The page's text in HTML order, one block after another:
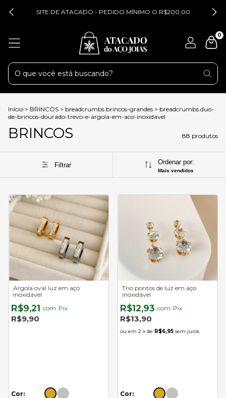
SITE DE ATACADO - PEDIDO MÍNIMO O R$200,00
0
Início > BRINCOS > breadcrumbs.brincos-grandes > breadcrumbs.duo-
de-brincos-dourado-trevo-e-argola-em-aco-inoxidavel
BRINCOS 88 produtos
Filtrar Ordenar por:
Mais vendidos
Argola oval luz em aço
inoxidável
R$9,21 com Pix
R$9,90
Cor:
Trio pontos de luz em aço
inoxidável
R$12,93 com Pix
R$13,90
2 x de R$6,95 sem juros
Cor: